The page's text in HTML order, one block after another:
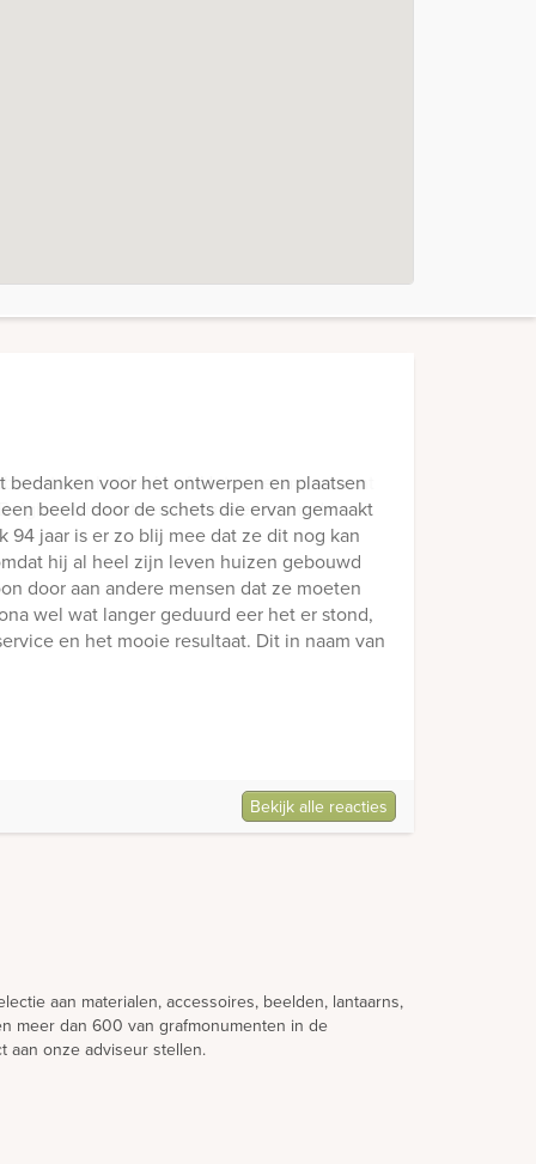
Bekijk alle reacties
voor het ontwerpen en plaatsen
beeld door de schets die ervan gemaakt
jaar is er zo blij mee dat ze dit nog kan
hij al heel zijn leven huizen gebouwd
door aan andere mensen dat ze moeten
wel wat langer geduurd eer het er stond,
en het mooie resultaat. Dit in naam van
aan materialen, accessoires, beelden, lantaarns,
meer dan 600 van grafmonumenten in de
aan onze adviseur stellen.